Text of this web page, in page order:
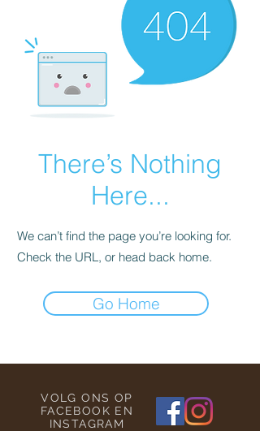
There’s Nothing
Here...
We can’t find the page you’re looking for.
Check the URL, or head back home.
Go Home
VOLG ONS OP
FACEBOOK EN
INSTAGRAM